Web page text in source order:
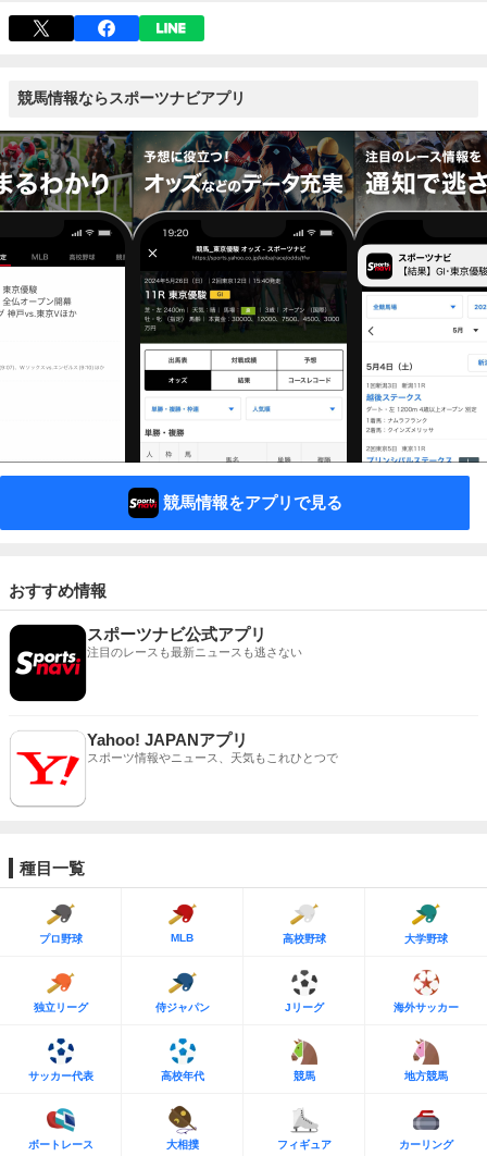
競馬情報ならスポーツナビアプリ
競馬情報をアプリで見る
おすすめ情報
スポーツナビ公式アプリ
注目のレースも最新ニュースも逃さない
Yahoo! JAPANアプリ
スポーツ情報やニュース、天気もこれひとつで
種目一覧
プロ野球 MLB 高校野球 大学野球
独立リーグ 侍ジャパン Jリーグ 海外サッカー
サッカー代表 高校年代 競馬 地方競馬
ボートレース 大相撲 フィギュア カーリング